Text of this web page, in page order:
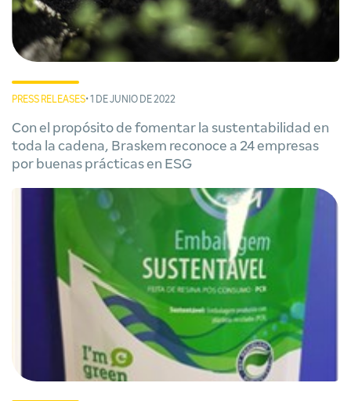
PRESS RELEASES• 1 DE JUNIO DE 2022
Con el propósito de fomentar la sustentabilidad en
toda la cadena, Braskem reconoce a 24 empresas
por buenas prácticas en ESG